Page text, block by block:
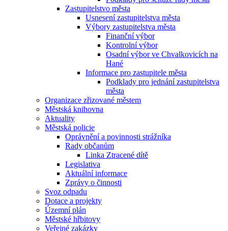
Zastupitelstvo města
Usnesení zastupitelstva města
Výbory zastupitelstva města
Finanční výbor
Kontrolní výbor
Osadní výbor ve Chvalkovicích na
Hané
Informace pro zastupitele města
Podklady pro jednání zastupitelstva
města
Organizace zřizované městem
Městská knihovna
Aktuality
Městská policie
Oprávnění a povinnosti strážníka
Rady občanům
Linka Ztracené dítě
Legislativa
Aktuální informace
Zprávy o činnosti
Svoz odpadu
Dotace a projekty
Územní plán
Městské hřbitovy
Veřejné zakázky